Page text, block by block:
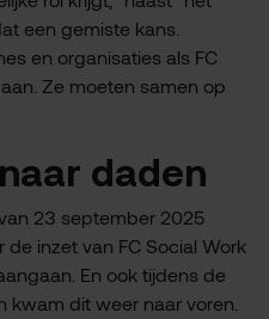
een gemiste kans.
en organisaties als FC
Ze moeten samen op
daden
23 september 2025
inzet van FC Social Work
En ook tijdens de
dit weer naar voren.